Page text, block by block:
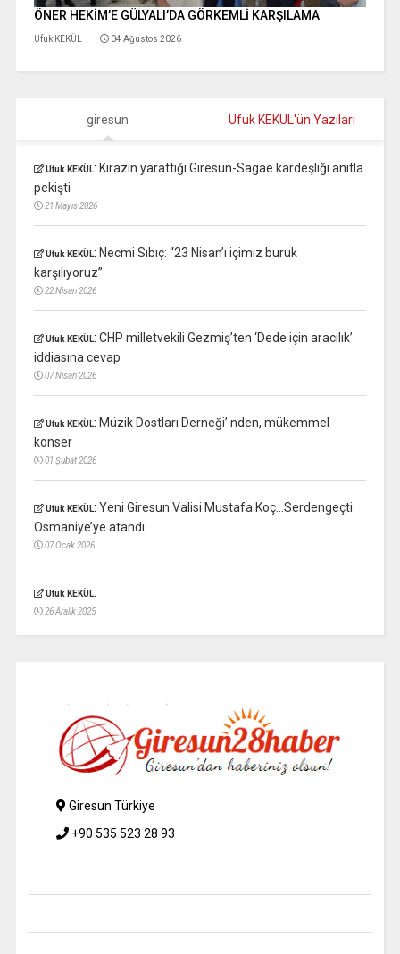
ÖNER HEKİM’E GÜLYALI’DA GÖRKEMLİ KARŞILAMA
Ufuk KEKÜL 04 Ağustos 2026
giresun Ufuk KEKÜL'ün Yazıları
Ufuk KEKÜL: Kirazın yarattığı Giresun-Sagae kardeşliği anıtla
pekişti
21 Mayıs 2026
Ufuk KEKÜL: Necmi Sıbıç: “23 Nisan’ı içimiz buruk
karşılıyoruz”
22 Nisan 2026
Ufuk KEKÜL: CHP milletvekili Gezmiş’ten ‘Dede için aracılık’
iddiasına cevap
07 Nisan 2026
Ufuk KEKÜL: Müzik Dostları Derneği’ nden, mükemmel
konser
01 Şubat 2026
Ufuk KEKÜL: Yeni Giresun Valisi Mustafa Koç…Serdengeçti
Osmaniye’ye atandı
07 Ocak 2026
Ufuk KEKÜL:
26 Aralık 2025
Giresun Türkiye
+90 535 523 28 93